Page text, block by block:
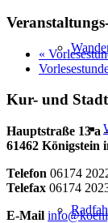
«
Kur- und
Hauptstraße 13 a
61462 Königstein
Telefon 06174
Telefax 06174
E-Mail